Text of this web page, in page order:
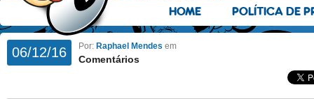
HOME POLÍTICA DE
06/12/16 Por: Raphael Mendes em
Comentários